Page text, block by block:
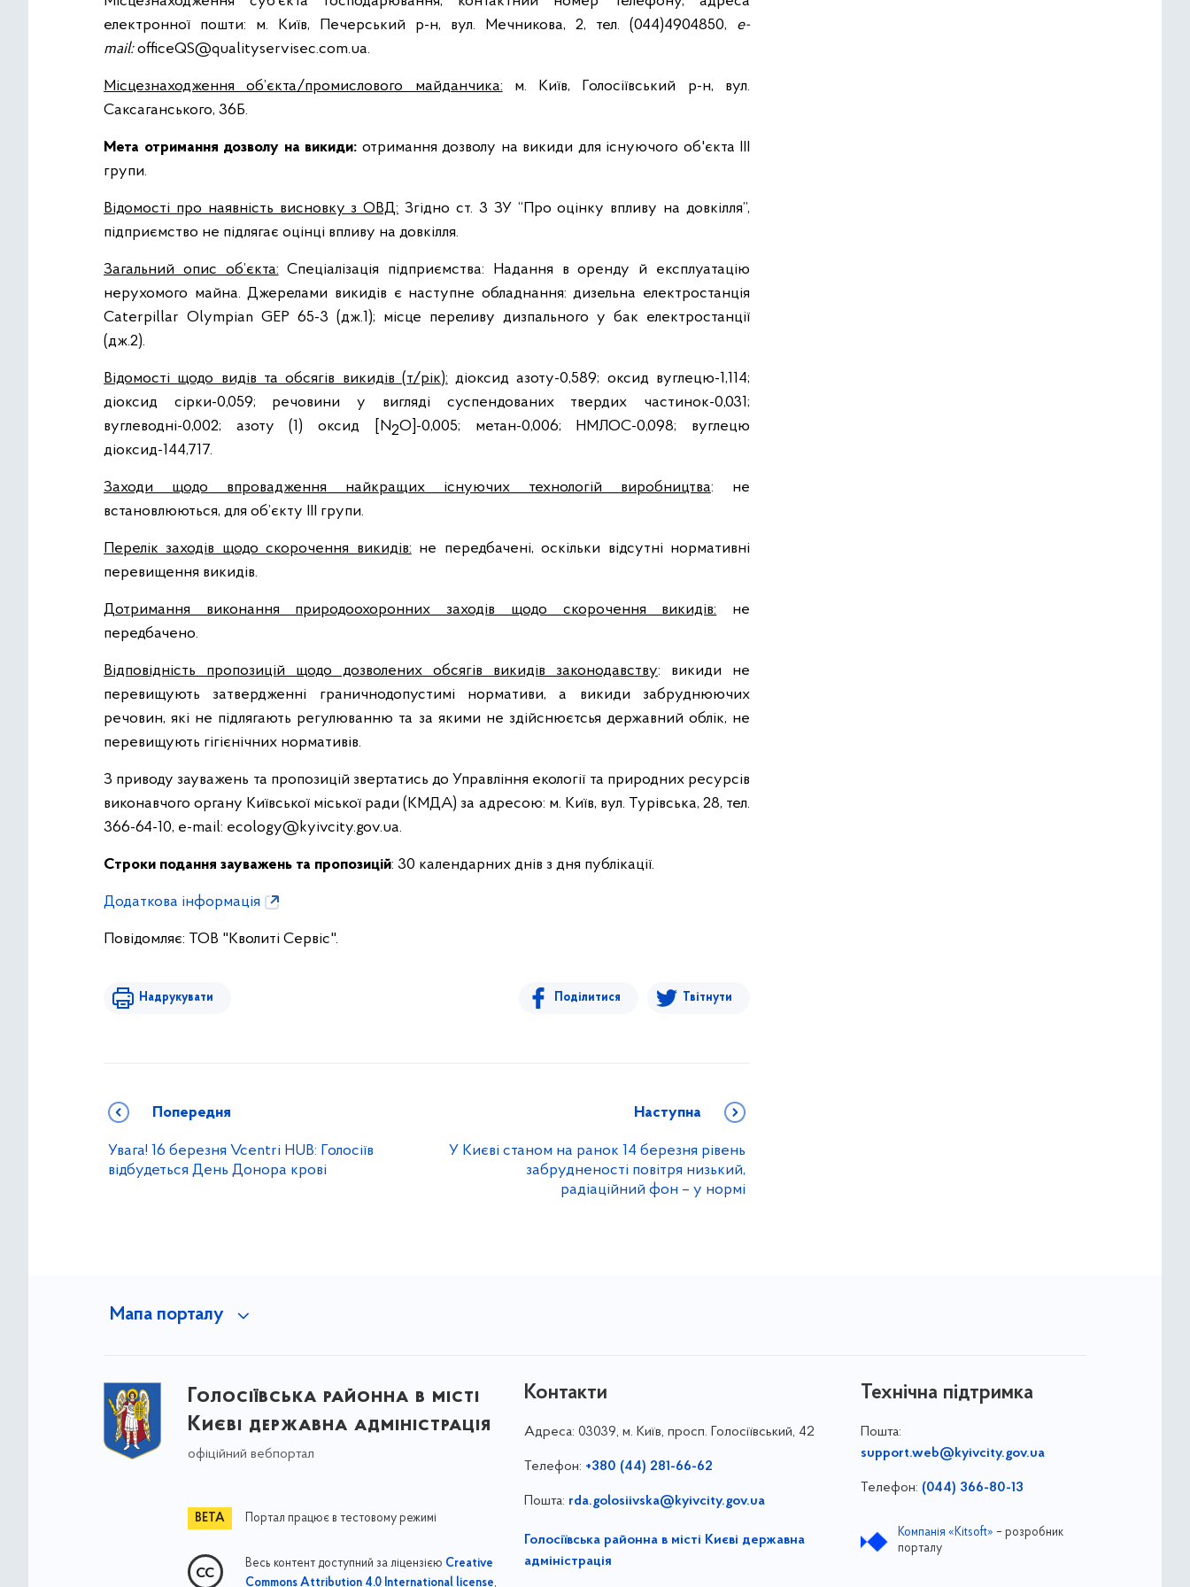
електронної пошти: м. Київ, Печерський р-н, вул. Мечникова, 2, тел. (044)4904850, e-
mail:officeQS@qualityservisec.com.ua.
Місцезнаходження об’єкта/промислового майданчика: м. Київ, Голосіївський р-н, вул.
Саксаганського, 36Б.
Мета отримання дозволу на викиди: отримання дозволу на викиди для існуючого об'єкта ІІІ
групи.
Відомості про наявність висновку з ОВД: Згідно ст. 3 ЗУ “Про оцінку впливу на довкілля”,
підприємство не підлягає оцінці впливу на довкілля.
Загальний опис об’єкта: Спеціалізація підприємства: Надання в оренду й експлуатацію
нерухомого майна. Джерелами викидів є наступне обладнання: дизельна електростанція
Caterpillar Olympian GEP 65-3 (дж.1); місце переливу дизпального у бак електростанції
(дж.2).
Відомості щодо видів та обсягів викидів (т/рік): діоксид азоту-0,589; оксид вуглецю-1,114;
діоксид сірки-0,059; речовини у вигляді суспендованих твердих частинок-0,031;
вуглеводні-0,002; азоту (1) оксид [N2O]-0,005; метан-0,006; НМЛОС-0,098; вуглецю
діоксид-144,717.
Заходи щодо впровадження найкращих існуючих технологій виробництва: не
встановлюються, для об’єкту ІІІ групи.
Перелік заходів щодо скорочення викидів: не передбачені, оскільки відсутні нормативні
перевищення викидів.
Дотримання виконання природоохоронних заходів щодо скорочення викидів: не
передбачено.
Відповідність пропозицій щодо дозволених обсягів викидів законодавству: викиди не
перевищують затвердженні граничнодопустимі нормативи, а викиди забруднюючих
речовин, які не підлягають регулюванню та за якими не здійснюєтсья державний облік, не
перевищують гігієнічних нормативів.
З приводу зауважень та пропозицій звертатись до Управління екології та природних ресурсів
виконавчого органу Київської міської ради (КМДА) за адресою: м. Київ, вул. Турівська, 28, тел.
366-64-10, e-mail: ecology@kyivcity.gov.ua.
Строки подання зауважень та пропозицій: 30 календарних днів з дня публікації.
Додаткова інформація
Повідомляє: ТОВ "Кволиті Сервіс".
Надрукувати Поділитися Твітнути
Попередня
Увага! 16 березня Vcentri HUB: Голосіїв
відбудеться День Донора крові
Наступна
У Києві станом на ранок 14 березня рівень
забрудненості повітря низький,
радіаційний фон – у нормі
Мапа порталу
Голосіївська районна в місті
Києві державна адміністрація
офіційний вебпортал
Портал працює в тестовому режимі
Весь контент доступний за ліцензією Creative
Commons Attribution 4.0 International license,
Контакти
Адреса: 03039, м. Київ, просп. Голосіївський, 42
Телефон: +380 (44) 281-66-62
Пошта: rda.golosiivska@kyivcity.gov.ua
Голосіївська районна в місті Києві державна
адміністрація
Технічна підтримка
Пошта:
support.web@kyivcity.gov.ua
Телефон: (044) 366-80-13
Компанія «Kitsoft» – розробник
порталу